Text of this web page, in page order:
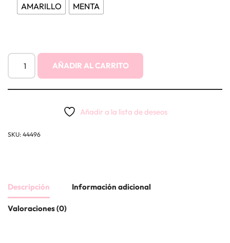
AMARILLO MENTA
AÑADIR AL CARRITO
Añadir a la lista de deseos
SKU: 44496
Descripción Información adicional
Valoraciones (0)